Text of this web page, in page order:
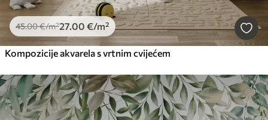
45.00€/m²27.00 €/m²
Kompozicije akvarela s vrtnim cvijećem